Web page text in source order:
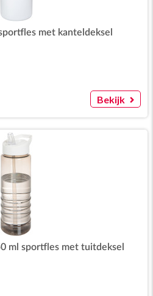
met kanteldeksel
Bekijk
ml sportfles met tuitdeksel